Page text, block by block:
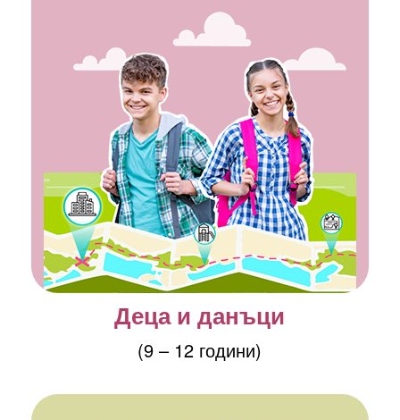
Деца и данъци
(9 – 12 години)